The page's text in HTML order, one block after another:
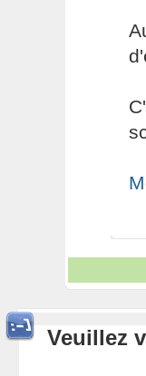
Veuillez